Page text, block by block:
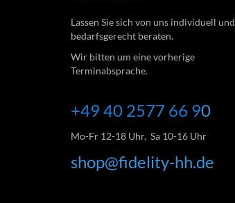
Lassen Sie sich von uns individuell und
bedarfsgerecht beraten.
Wir bitten um eine vorherige
Terminabsprache.
+49 40 2577 66 90
Mo-Fr 12-18 Uhr, Sa 10-16 Uhr
shop@fidelity-hh.de